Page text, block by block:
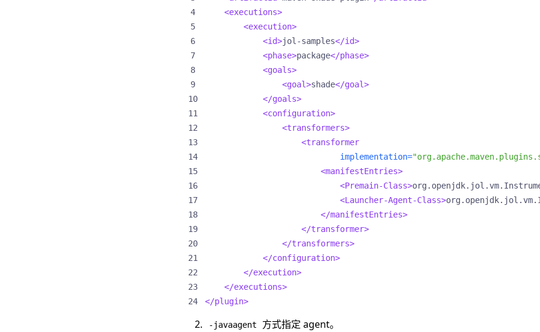
<executions>
<execution>
<id>jol-samples</id>
<phase>package</phase>
<goals>
<goal>shade</goal>
</goals>
<configuration>
<transformers>
<transformer
implementation=
<manifestEntries>
<Premain-Class>
<Launcher-Agent-Class>
</manifestEntries>
</transformer>
</transformers>
</configuration>
</execution>
</executions>
</plugin>
-javaagent 方式指定 agent。